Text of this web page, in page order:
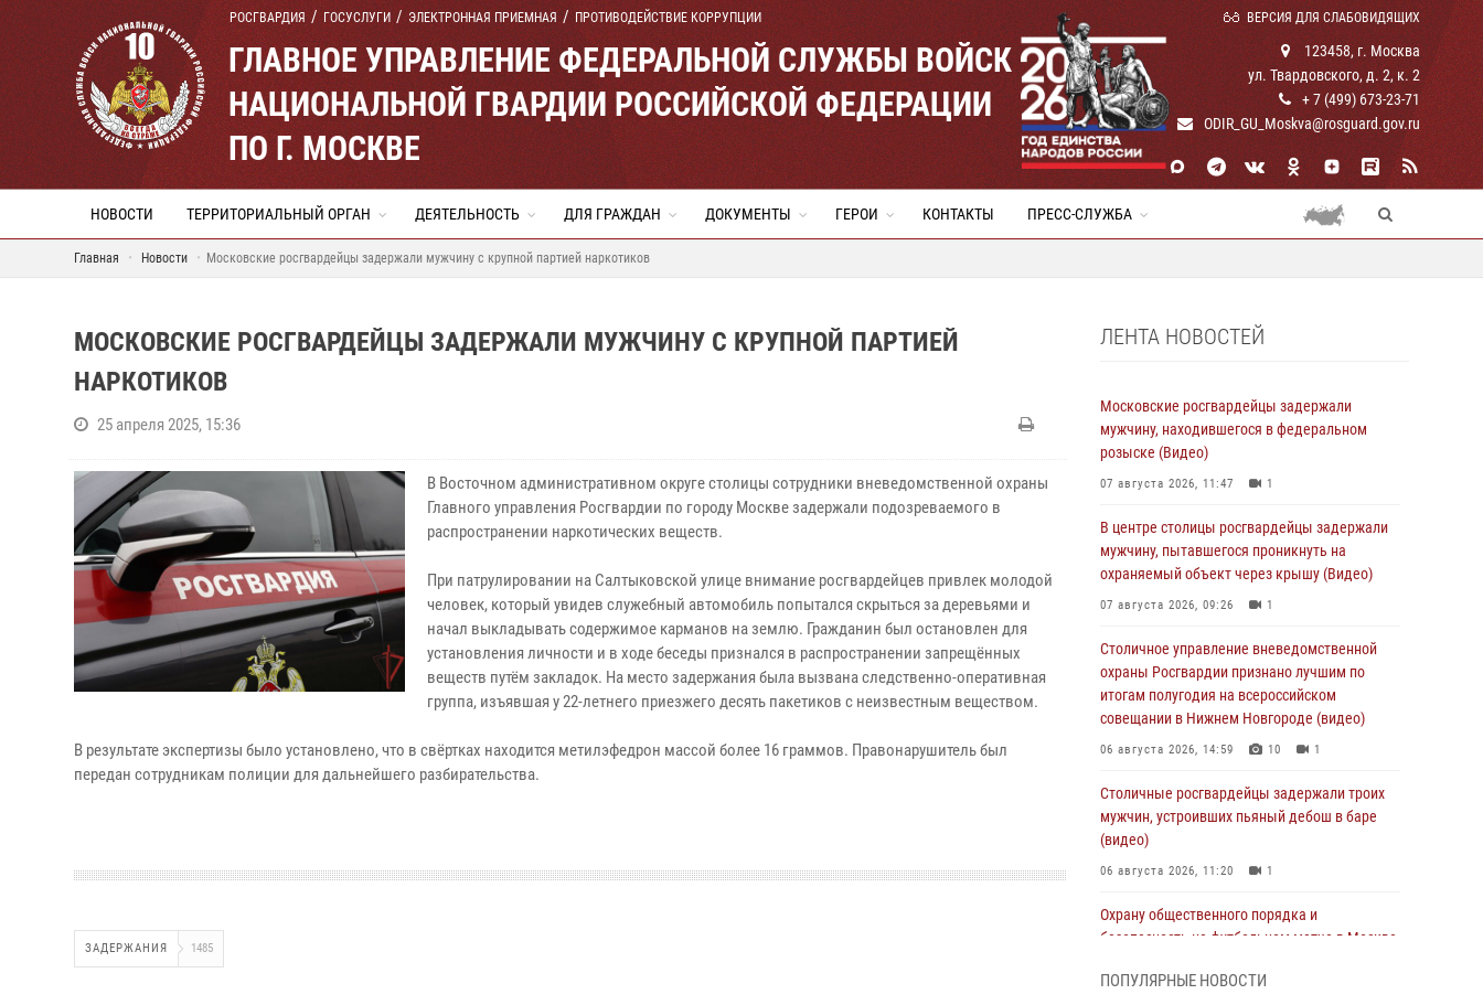
РОСГВАРДИЯ ГОСУСЛУГИ ЭЛЕКТРОННАЯ ПРИЕМНАЯ ПРОТИВОДЕЙСТВИЕ КОРРУПЦИИ ВЕРСИЯ ДЛЯ СЛАБОВИДЯЩИХ
ГЛАВНОЕ УПРАВЛЕНИЕ ФЕДЕРАЛЬНОЙ СЛУЖБЫ ВОЙСК
НАЦИОНАЛЬНОЙ ГВАРДИИ РОССИЙСКОЙ ФЕДЕРАЦИИ
ПО Г. МОСКВЕ
123458, г. Москва
ул. Твардовского, д. 2, к. 2
+ 7 (499) 673-23-71
ODIR_GU_Moskva@rosguard.gov.ru
НОВОСТИ ТЕРРИТОРИАЛЬНЫЙ ОРГАН ДЕЯТЕЛЬНОСТЬ ДЛЯ ГРАЖДАН ДОКУМЕНТЫ ГЕРОИ КОНТАКТЫ ПРЕСС-СЛУЖБА
Главная Новости Московские росгвардейцы задержали мужчину с крупной партией наркотиков
МОСКОВСКИЕ РОСГВАРДЕЙЦЫ ЗАДЕРЖАЛИ МУЖЧИНУ С КРУПНОЙ ПАРТИЕЙ
НАРКОТИКОВ
25 апреля 2025, 15:36
В Восточном административном округе столицы сотрудники вневедомственной охраны
Главного управления Росгвардии по городу Москве задержали подозреваемого в
распространении наркотических веществ.
При патрулировании на Салтыковской улице внимание росгвардейцев привлек молодой
человек, который увидев служебный автомобиль попытался скрыться за деревьями и
начал выкладывать содержимое карманов на землю. Гражданин был остановлен для
установления личности и в ходе беседы признался в распространении запрещённых
веществ путём закладок. На место задержания была вызвана следственно-оперативная
группа, изъявшая у 22-летнего приезжего десять пакетиков с неизвестным веществом.
В результате экспертизы было установлено, что в свёртках находится метилэфедрон массой более 16 граммов. Правонарушитель был
передан сотрудникам полиции для дальнейшего разбирательства.
ЗАДЕРЖАНИЯ 1485
ЛЕНТА НОВОСТЕЙ
Московские росгвардейцы задержали
мужчину, находившегося в федеральном
розыске (Видео)
07 августа 2026, 11:47 1
В центре столицы росгвардейцы задержали
мужчину, пытавшегося проникнуть на
охраняемый объект через крышу (Видео)
07 августа 2026, 09:26 1
Столичное управление вневедомственной
охраны Росгвардии признано лучшим по
итогам полугодия на всероссийском
совещании в Нижнем Новгороде (видео)
06 августа 2026, 14:59 10 1
Столичные росгвардейцы задержали троих
мужчин, устроивших пьяный дебош в баре
(видео)
06 августа 2026, 11:20 1
Охрану общественного порядка и
безопасность на футбольном матче в Москве
ПОПУЛЯРНЫЕ НОВОСТИ